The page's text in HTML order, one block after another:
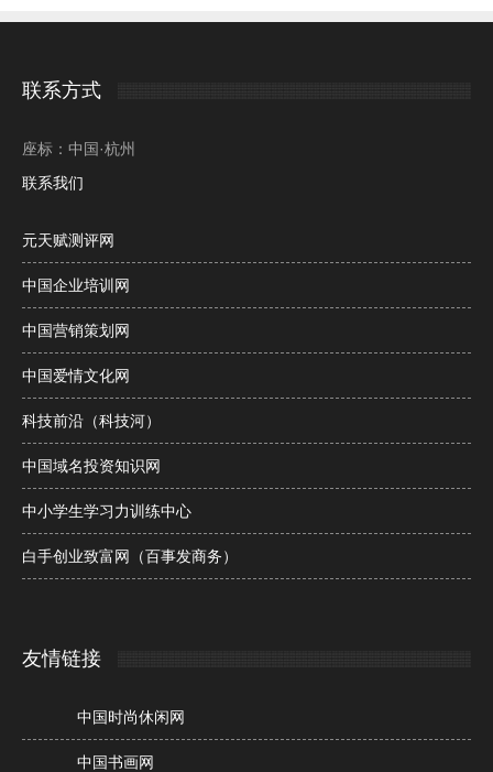
联系方式
座标：中国·杭州
联系我们
元天赋测评网
中国企业培训网
中国营销策划网
中国爱情文化网
科技前沿（科技河）
中国域名投资知识网
中小学生学习力训练中心
白手创业致富网（百事发商务）
友情链接
中国时尚休闲网
中国书画网